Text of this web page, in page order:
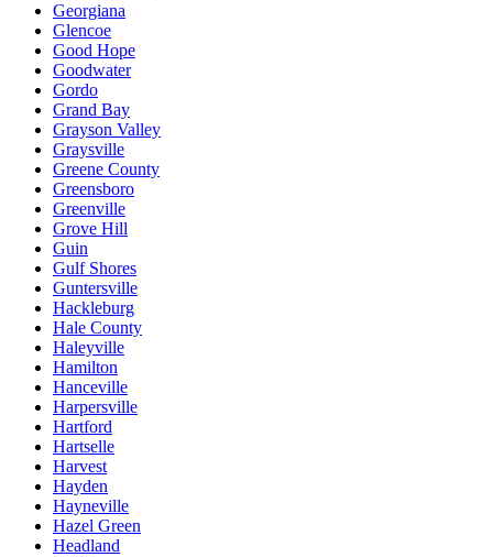
Georgiana
Glencoe
Good Hope
Goodwater
Gordo
Grand Bay
Grayson Valley
Graysville
Greene County
Greensboro
Greenville
Grove Hill
Guin
Gulf Shores
Guntersville
Hackleburg
Hale County
Haleyville
Hamilton
Hanceville
Harpersville
Hartford
Hartselle
Harvest
Hayden
Hayneville
Hazel Green
Headland